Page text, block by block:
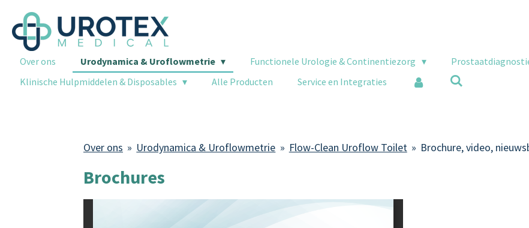
direct
naar
hoofdinhoud
Over ons Urodynamica & Uroflowmetrie Functionele Urologie & Continentiezorg
Klinische Hulpmiddelen & Disposables
Alle Producten Service en Integraties
Over ons » Urodynamica & Uroflowmetrie » Flow-Clean Uroflow Toilet » Brochure, video,
Brochures